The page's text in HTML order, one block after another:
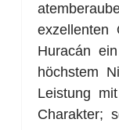
exzellenten
Huracán
höchstem
Leistung
Charakter;